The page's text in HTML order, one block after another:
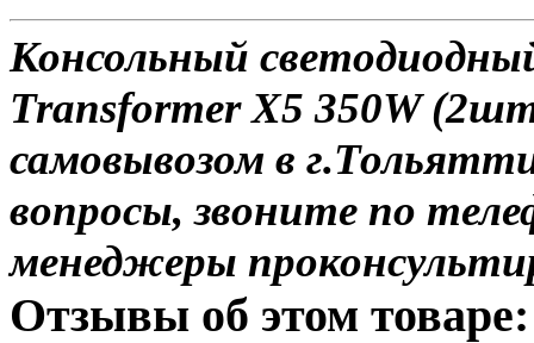
Консольный
Transformer X5 350W
самовывозом в
вопросы, звоните по
менеджеры
Отзывы об этом товаре: